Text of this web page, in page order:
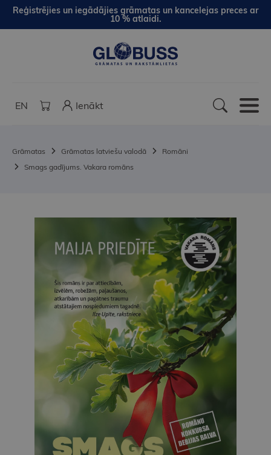
Reģistrējies un iegādājies grāmatas un kancelejas preces ar
10 % atlaidi.
EN Ienākt
Grāmatas Grāmatas latviešu valodā
Romāni
Smags gadījums. Vakara romāns